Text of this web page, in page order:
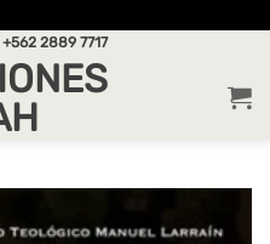
+562 2889 7717